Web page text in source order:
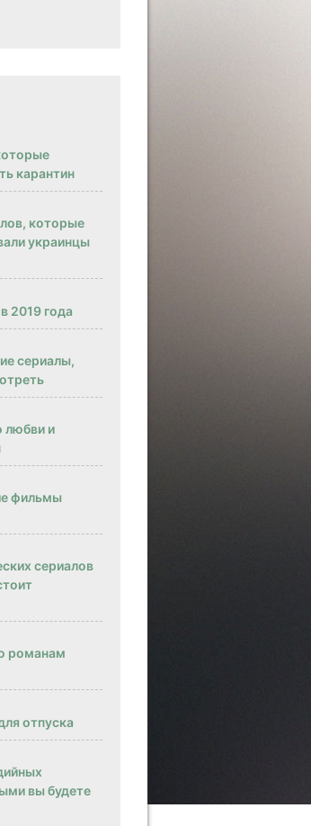
карантин
которые
украинцы
2019 года
сериалы,
любви и
фильмы
сериалов
романам
отпуска
вы будете